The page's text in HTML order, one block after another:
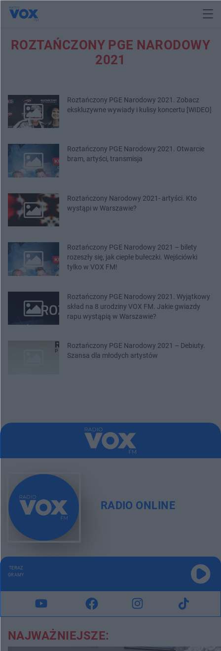
ROZTAŃCZONY PGE NARODOWY
2021
Roztańczony PGE Narodowy 2021. Zobacz
ekskluzywne wywiady i kulisy koncertu [WIDEO]
Roztańczony PGE Narodowy 2021. Otwarcie
bram, artyści, transmisja
Roztańczony Narodowy 2021- artyści. Kto
wystąpi w Warszawie?
Roztańczony PGE Narodowy 2021 – bilety
rozeszły się, jak ciepłe bułeczki. Wejściówki
tylko w VOX FM!
Roztańczony PGE Narodowy 2021. Wyjątkowy
skład na 8 urodziny VOX FM. Jakie gwiazdy
rapu wystąpią w Warszawie?
Roztańczony PGE Narodowy 2021 – Debiuty.
Szansa dla młodych artystów
RADIO ONLINE
TERAZ
GRAMY
NAJWAŻNIEJSZE: